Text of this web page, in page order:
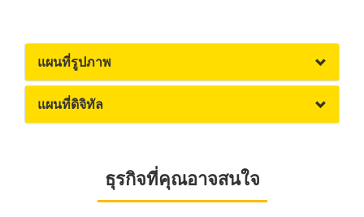
แผนที่รูปภาพ
แผนที่ดิจิทัล
ธุรกิจที่คุณอาจสนใจ